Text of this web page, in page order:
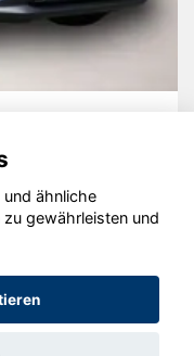
2020 - 2026
ähnliche
gewährleisten und